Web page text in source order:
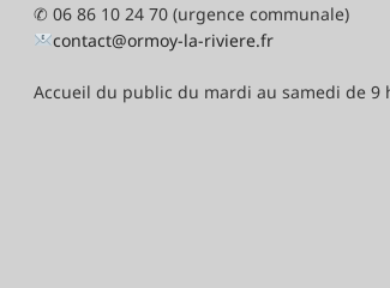
✆ 06 86 10 24 70 (urgence communale)
contact@ormoy-la-riviere.fr
Accueil du public du mardi au samedi de 9